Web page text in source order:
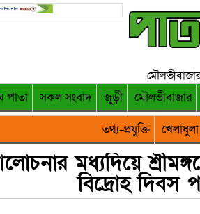
পাতা সকল সংবাদ জুড়ী মৌলভীবাজার
তথ্য-প্রযুক্তি
খেলাধুলা
মধ্যদিয়ে
বিদ্রোহ দিবস